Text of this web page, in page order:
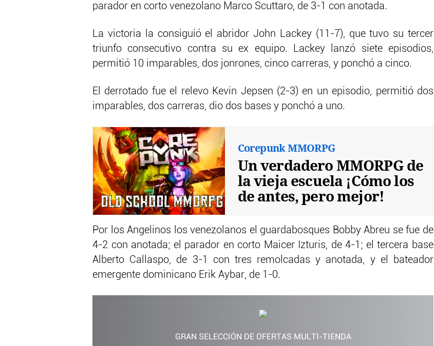
parador en corto venezolano Marco Scuttaro, de 3-1 con anotada.
La victoria la consiguió el abridor John Lackey (11-7), que tuvo su tercer
triunfo consecutivo contra su ex equipo. Lackey lanzó siete episodios,
permitió 10 imparables, dos jonrones, cinco carreras, y ponchó a cinco.
El derrotado fue el relevo Kevin Jepsen (2-3) en un episodio, permitió dos
imparables, dos carreras, dio dos bases y ponchó a uno.
Corepunk MMORPG
Un verdadero MMORPG de
la vieja escuela ¡Cómo los
de antes, pero mejor!
Por los Angelinos los venezolanos el guardabosques Bobby Abreu se fue de
4-2 con anotada; el parador en corto Maicer Izturis, de 4-1; el tercera base
Alberto Callaspo, de 3-1 con tres remolcadas y anotada, y el bateador
emergente dominicano Erik Aybar, de 1-0.
GRAN SELECCIÓN DE OFERTAS MULTI-TIENDA